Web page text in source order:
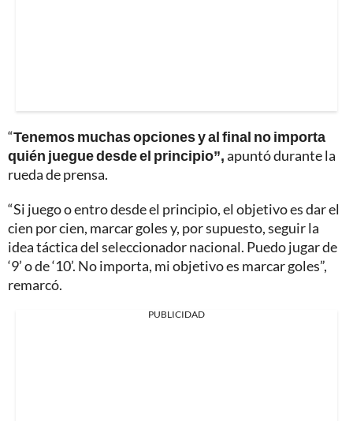
“Tenemos muchas opciones y al final no importa
quién juegue desde el principio”,apuntó durante la
rueda de prensa.
“Si juego o entro desde el principio, el objetivo es dar el
cien por cien, marcar goles y, por supuesto, seguir la
idea táctica del seleccionador nacional. Puedo jugar de
‘9’ o de ‘10’. No importa, mi objetivo es marcar goles”,
remarcó.
PUBLICIDAD